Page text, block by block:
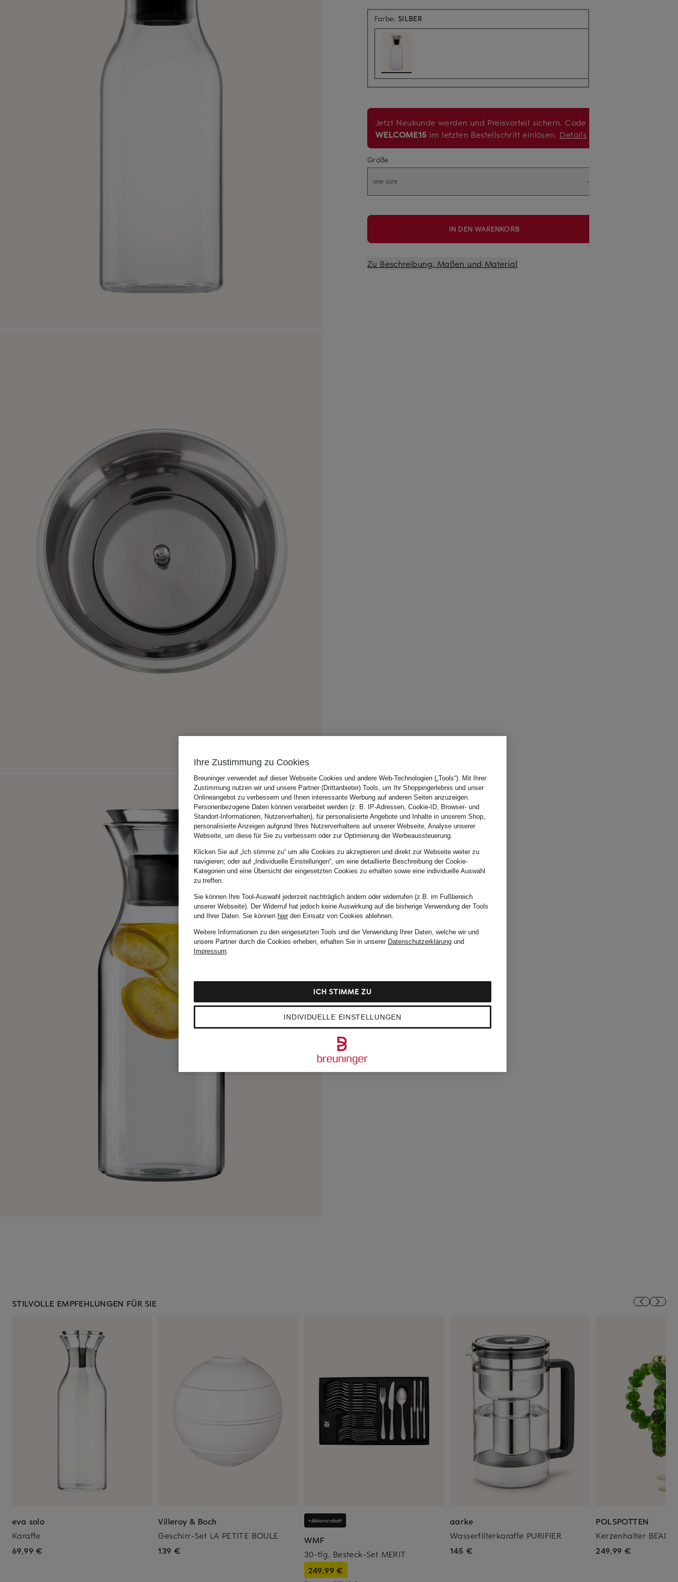
Farbe: SILBER
Jetzt Neukunde werden und Preisvorteil sichern. Code
WELCOME15 im letzten Bestellschritt einlösen. Details
Größe
one size
IN DEN WARENKORB
Zu Beschreibung, Maßen und Material
STILVOLLE EMPFEHLUNGEN FÜR SIE
eva solo
Karaffe
69,99 €
Villeroy & Boch
Geschirr-Set LA PETITE BOULE
139 €
+Aktionsrabatt
WMF
30-tlg. Besteck-Set MERIT
249,99 €
aarke
Wasserfilterkaraffe PURIFIER
145 €
POLSPOTTEN
Kerzenhalter BEADS
249,99 €
Ihre Zustimmung zu Cookies
Breuninger verwendet auf dieser Webseite Cookies und andere Web-Technologien („Tools“). Mit Ihrer
Zustimmung nutzen wir und unsere Partner (Drittanbieter) Tools, um Ihr Shoppingerlebnis und unser
Onlineangebot zu verbessern und Ihnen interessante Werbung auf anderen Seiten anzuzeigen.
Personenbezogene Daten können verarbeitet werden (z. B. IP-Adressen, Cookie-ID, Browser- und
Standort-Informationen, Nutzerverhalten), für personalisierte Angebote und Inhalte in unserem Shop,
personalisierte Anzeigen aufgrund Ihres Nutzerverhaltens auf unserer Webseite, Analyse unserer
Webseite, um diese für Sie zu verbessern oder zur Optimierung der Werbeaussteuerung.
Klicken Sie auf „Ich stimme zu“ um alle Cookies zu akzeptieren und direkt zur Webseite weiter zu
navigieren; oder auf „Individuelle Einstellungen“, um eine detaillierte Beschreibung der Cookie-
Kategorien und eine Übersicht der eingesetzten Cookies zu erhalten sowie eine individuelle Auswahl
zu treffen.
Sie können Ihre Tool-Auswahl jederzeit nachträglich ändern oder widerrufen (z.B. im Fußbereich
unserer Webseite). Der Widerruf hat jedoch keine Auswirkung auf die bisherige Verwendung der Tools
und Ihrer Daten. Sie können hierden Einsatz von Cookies ablehnen.
Weitere Informationen zu den eingesetzten Tools und der Verwendung Ihrer Daten, welche wir und
unsere Partner durch die Cookies erheben, erhalten Sie in unserer Datenschutzerklärung und
Impressum.
INDIVIDUELLE EINSTELLUNGEN
ICH STIMME ZU